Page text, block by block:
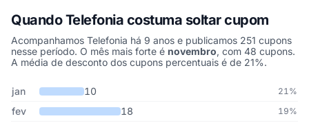
Quando Telefonia costuma soltar cupom
Acompanhamos Telefonia há 9 anos e publicamos 251 cupons
nesse período. O mês mais forte é novembro, com 48 cupons.
A média de desconto dos cupons percentuais é de 21%.
Cupons de Telefonia publicados por mês, somando os últimos 9
Mês Cupons publicados
jan 10 21%
fev 18 19%